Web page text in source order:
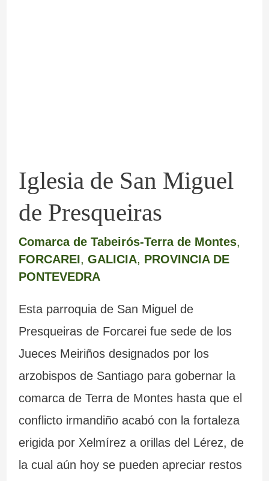
Iglesia de San Miguel
de Presqueiras
Comarca de Tabeirós-Terra de Montes,
FORCAREI, GALICIA, PROVINCIA DE
PONTEVEDRA
Esta parroquia de San Miguel de
Presqueiras de Forcarei fue sede de los
Jueces Meiriños designados por los
arzobispos de Santiago para gobernar la
comarca de Terra de Montes hasta que el
conflicto irmandiño acabó con la fortaleza
erigida por Xelmírez a orillas del Lérez, de
la cual aún hoy se pueden apreciar restos